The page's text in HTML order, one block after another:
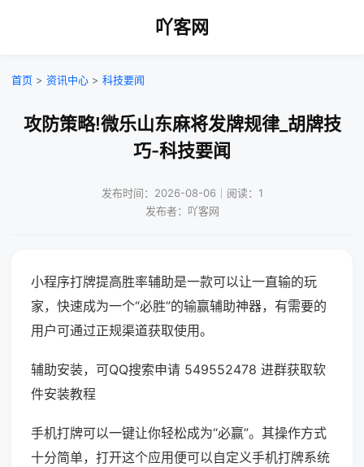
吖客网
首页 > 资讯中心 > 科技要闻
攻防策略!微乐山东麻将发牌规律_胡牌技
巧-科技要闻
发布时间：2026-08-06｜阅读：1
发布者：吖客网
小程序打牌提高胜率辅助是一款可以让一直输的玩
家，快速成为一个“必胜”的输赢辅助神器，有需要的
用户可通过正规渠道获取使用。
辅助安装，可QQ搜索申请 549552478 进群获取软
件安装教程
手机打牌可以一键让你轻松成为“必赢”。其操作方式
十分简单，打开这个应用便可以自定义手机打牌系统